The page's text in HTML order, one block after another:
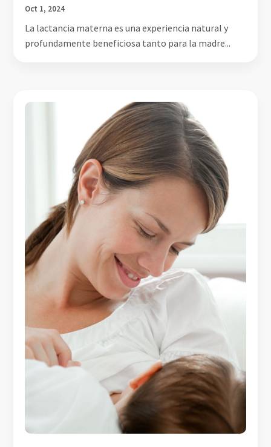
Oct 1, 2024
La lactancia materna es una experiencia natural y
profundamente beneficiosa tanto para la madre...